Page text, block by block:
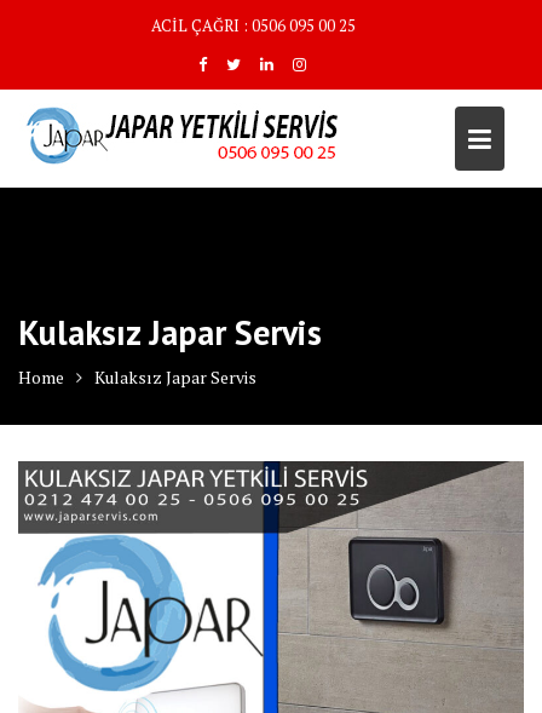
ACİL ÇAĞRI : 0506 095 00 25
Kulaksız Japar Servis
Home Kulaksız Japar Servis